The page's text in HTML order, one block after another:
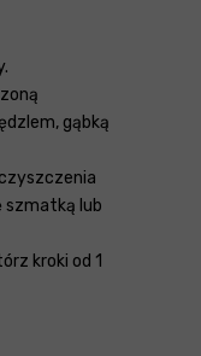
gąbką
szmatką lub
kroki od 1